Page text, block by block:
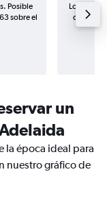
Posible
sobre el
Los
de
un
la época ideal para
nuestro gráfico de